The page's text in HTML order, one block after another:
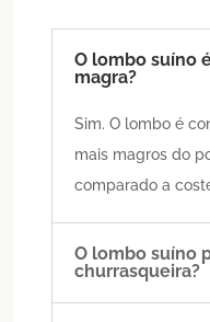
O lombo suíno
magra?
Sim. O lombo é
mais magros do
comparado a
O lombo suíno
churrasqueira?